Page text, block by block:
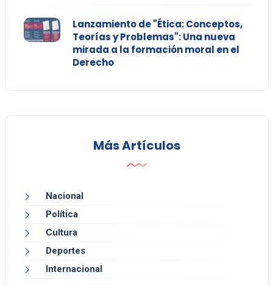
Lanzamiento de "Ética: Conceptos,
Teorías y Problemas": Una nueva
mirada a la formación moral en el
Derecho
Más Artículos
Nacional
Política
Cultura
Deportes
Internacional